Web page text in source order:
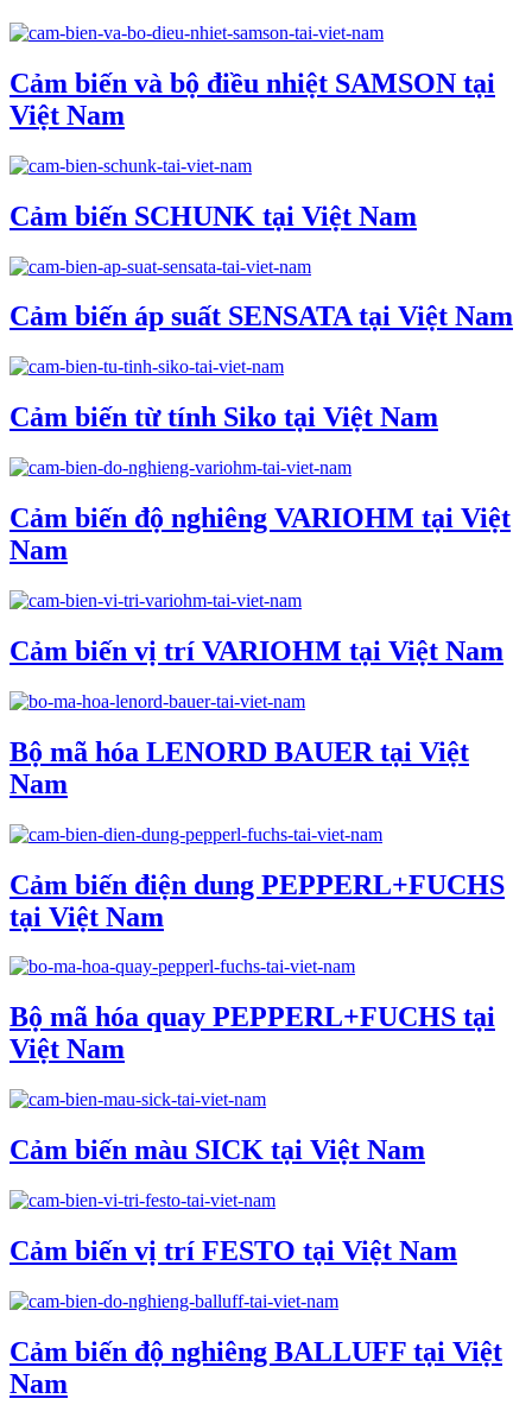
Cảm biến và bộ điều nhiệt SAMSON tại
Việt Nam
Cảm biến SCHUNK tại Việt Nam
Cảm biến áp suất SENSATA tại Việt Nam
Cảm biến từ tính Siko tại Việt Nam
Cảm biến độ nghiêng VARIOHM tại Việt
Nam
Cảm biến vị trí VARIOHM tại Việt Nam
Bộ mã hóa LENORD BAUER tại Việt
Nam
Cảm biến điện dung PEPPERL+FUCHS
tại Việt Nam
Bộ mã hóa quay PEPPERL+FUCHS tại
Việt Nam
Cảm biến màu SICK tại Việt Nam
Cảm biến vị trí FESTO tại Việt Nam
Cảm biến độ nghiêng BALLUFF tại Việt
Nam